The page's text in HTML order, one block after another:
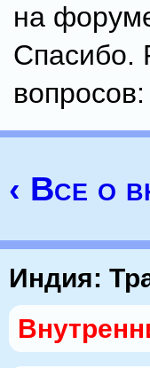
на
Спасибо.
вопросов:
‹ Все о
Индия: